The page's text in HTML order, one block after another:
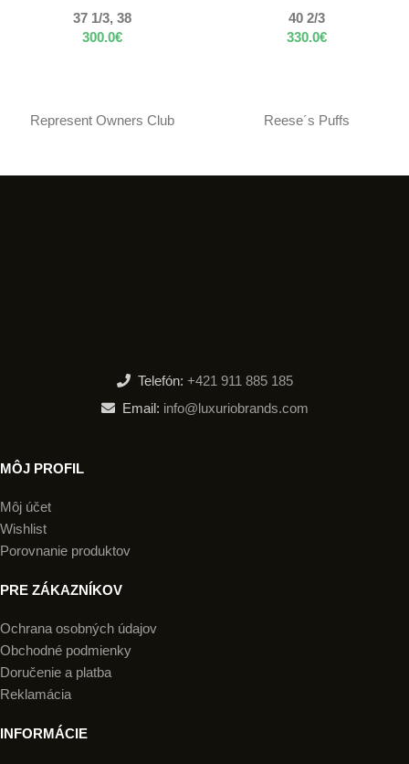
37 1/3, 38
300.0€
40 2/3
330.0€
Represent Owners Club Reese´s Puffs
Telefón: +421 911 885 185
Email: info@luxuriobrands.com
MÔJ PROFIL
Môj účet
Wishlist
Porovnanie produktov
PRE ZÁKAZNÍKOV
Ochrana osobných údajov
Obchodné podmienky
Doručenie a platba
Reklamácia
INFORMÁCIE